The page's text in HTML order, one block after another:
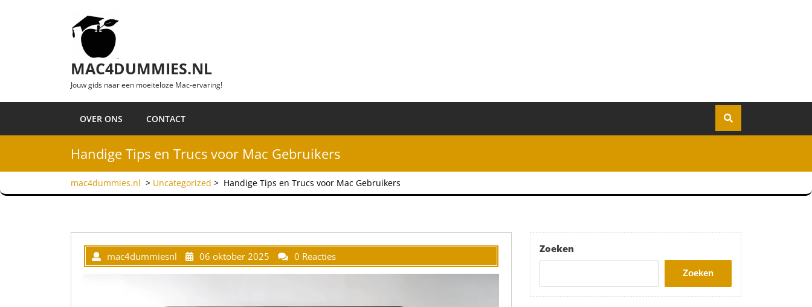
MAC4DUMMIES.NL
Jouw gids naar een moeiteloze Mac-ervaring!
OVER ONS CONTACT
Handige Tips en Trucs voor Mac Gebruikers
mac4dummies.nl > Uncategorized > Handige Tips en Trucs voor Mac Gebruikers
mac4dummiesnl 06 oktober 2025 0 Reacties
Zoeken
Zoeken